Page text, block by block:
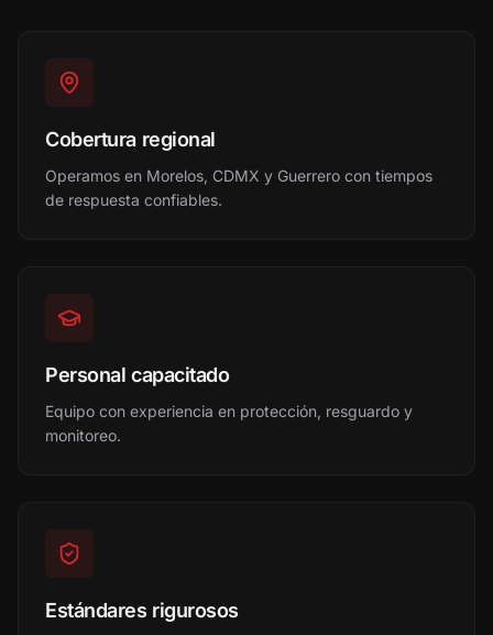
Cobertura regional
Operamos en Morelos, CDMX y Guerrero con tiempos
de respuesta confiables.
Personal capacitado
Equipo con experiencia en protección, resguardo y
monitoreo.
Estándares rigurosos